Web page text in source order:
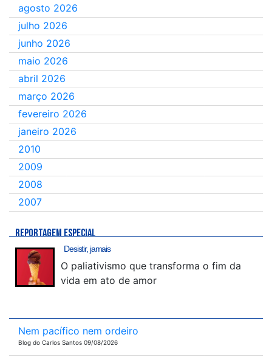
agosto 2026
julho 2026
junho 2026
maio 2026
abril 2026
março 2026
fevereiro 2026
janeiro 2026
2010
2009
2008
2007
REPORTAGEM ESPECIAL
Desistir, jamais
O paliativismo que transforma o fim da
vida em ato de amor
Nem pacífico nem ordeiro
Blog do Carlos Santos 09/08/2026